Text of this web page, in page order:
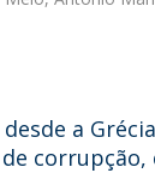
a
corrupção,